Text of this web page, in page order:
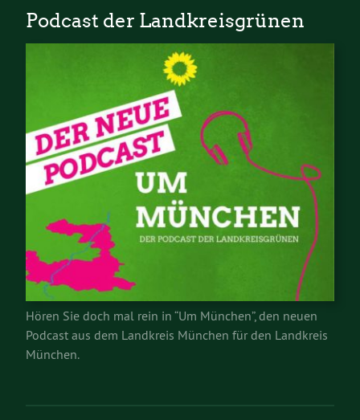
Podcast der Landkreisgrünen
Hören Sie doch mal rein in “Um München”, den neuen
Podcast aus dem Landkreis München für den Landkreis
München.